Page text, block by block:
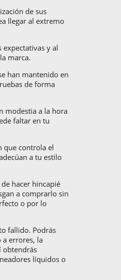
de sus
llegar al extremo
y al
marca.
han mantenido en
de forma
modestia a la hora
faltar en tu
que controla el
a tu estilo
hacer hincapié
a comprarlo sin
o por lo
fallido. Podrás
a errores, la
obtendrás
líquidos o